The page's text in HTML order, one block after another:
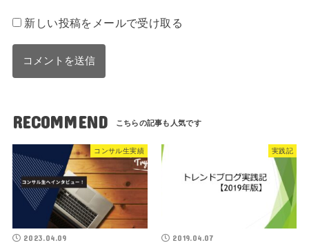
新しい投稿をメールで受け取る
RECOMMEND
コンサル生実績
2023.04.09
実践記
2019.04.07